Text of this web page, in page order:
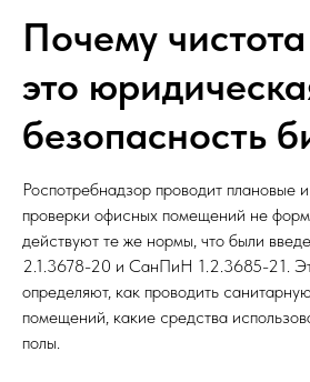
Почему
это
безопасность
Роспотребнадзор проводит плановые
проверки офисных помещений не
действуют те же нормы, что были
2.1.3678-20 и СанПиН 1.2.3685-21.
определяют, как проводить
помещений, какие средства
полы.